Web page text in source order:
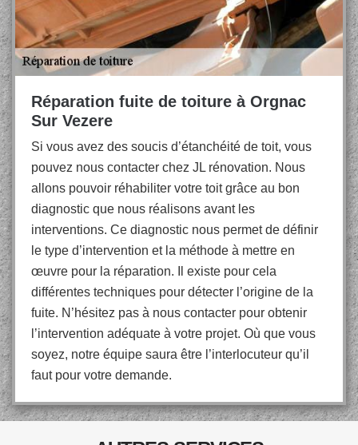
Réparation fuite de toiture à Orgnac
Sur Vezere
Si vous avez des soucis d’étanchéité de toit, vous
pouvez nous contacter chez JL rénovation. Nous
allons pouvoir réhabiliter votre toit grâce au bon
diagnostic que nous réalisons avant les
interventions. Ce diagnostic nous permet de définir
le type d’intervention et la méthode à mettre en
œuvre pour la réparation. Il existe pour cela
différentes techniques pour détecter l’origine de la
fuite. N’hésitez pas à nous contacter pour obtenir
l’intervention adéquate à votre projet. Où que vous
soyez, notre équipe saura être l’interlocuteur qu’il
faut pour votre demande.